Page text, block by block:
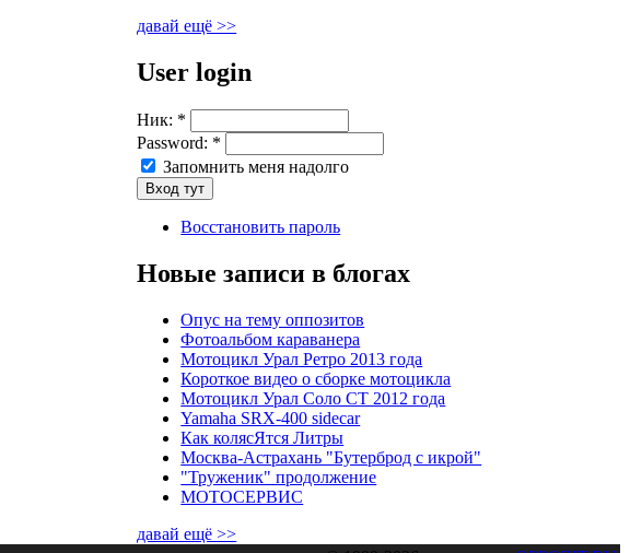
давай ещё >>
User login
Ник: *
Password: *
Запомнить меня надолго
Восстановить пароль
Новые записи в блогах
Опус на тему оппозитов
Фотоальбом караванера
Мотоцикл Урал Ретро 2013 года
Короткое видео о сборке мотоцикла
Мотоцикл Урал Соло СТ 2012 года
Yamaha SRX-400 sidecar
Как колясЯтся Литры
Москва-Астрахань "Бутерброд с икрой"
"Труженик" продолжение
МОТОСЕРВИС
давай ещё >>